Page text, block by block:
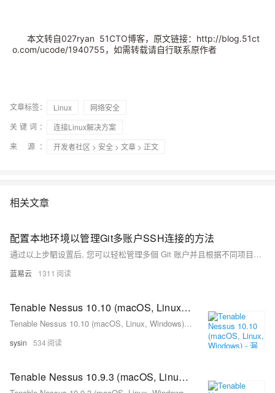
本文转自027ryan 51CTO博客，原文链接：http://blog.51ct
o.com/ucode/1940755 ，如需转载请自行联系原作者
文章标签： Linux
网络安全
关键词：
连接Linux解决方案
来 源：
开发者社区 > 安全 > 文章 > 正文
相关文章
配置本地环境以管理Git多账户SSH连接的方法
通过以上步駟设置后, 您可以轻松管理多個 Git 账户并且根据不同项目需求切换 SSH 密匙进行版本控制操作。
蓝易云 1311
Tenable Nessus 10.10 (macOS, Linux, Windows) - 漏洞评估解决方案
Tenable Nessus 10.10 (macOS, Linux, Windows) - 漏洞评估解决方案
sysin 534
Tenable Nessus 10.9.3 (macOS, Linux, Windows) - 漏洞评估解决方案